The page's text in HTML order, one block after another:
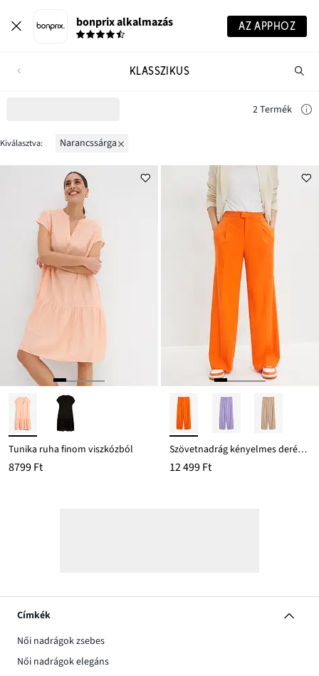
bonprix alkalmazás AZ APPHOZ
KLASSZIKUS
2 Termék
Kiválasztva: narancssárga
Tunika ruha finom viszkózból
8799 Ft
Szövetnadrág kényelmes derékpánttal
12 499 Ft
Címkék
Női nadrágok zsebes
Női nadrágok elegáns